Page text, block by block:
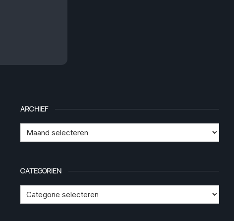
ARCHIEF
CATEGORIEN